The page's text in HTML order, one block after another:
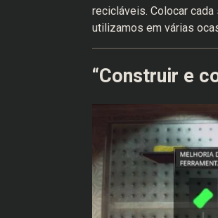
recicláveis. Colocar
utilizamos em várias
“Construir e